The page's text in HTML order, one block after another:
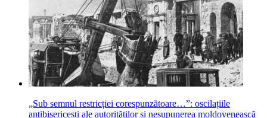
„Sub semnul restricției corespunzătoare…”: oscilațiile
antibisericești ale autorităților și nesupunerea moldovenească